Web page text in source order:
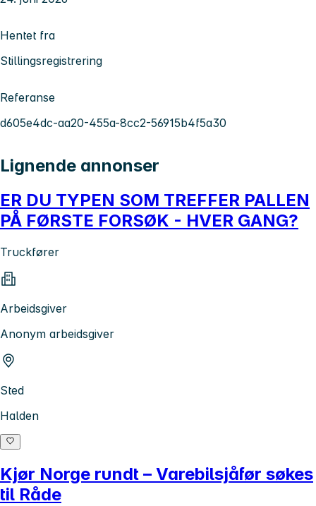
Hentet fra
Stillingsregistrering
Referanse
d605e4dc-aa20-455a-8cc2-56915b4f5a30
Lignende annonser
ER DU TYPEN SOM TREFFER PALLEN
PÅ FØRSTE FORSØK - HVER GANG?
Truckfører
Arbeidsgiver
Anonym arbeidsgiver
Sted
Halden
Kjør Norge rundt – Varebilsjåfør søkes
til Råde